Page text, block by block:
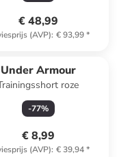
€ 48,99
(AVP): € 93,99*
Under Armour
roze
-77%
€ 8,99
(AVP): € 39,94*